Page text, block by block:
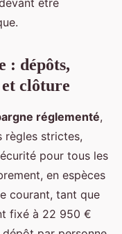
être
: dépôts,
clôture
réglementé,
règles strictes,
pour tous les
en espèces
courant, tant que
fixé à 22 950 €